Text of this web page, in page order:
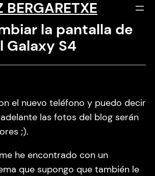
BERGARETXE
la pantalla de
Galaxy S4
el nuevo teléfono y puedo decir
las fotos del blog serán
;).
he encontrado con un
que supongo que también le